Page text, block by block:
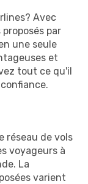
Avec
par
une seule
et
tout ce qu'il
réseau de vols
voyageurs à
La
varient